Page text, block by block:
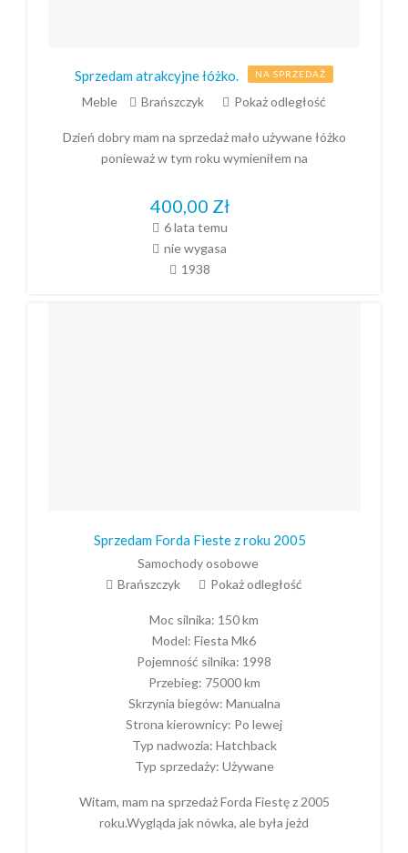
Sprzedam atrakcyjne łóżko. NA SPRZEDAŻ
Meble Brańszczyk Pokaż odległość
Dzień dobry mam na sprzedaż mało używane łóżko
ponieważ w tym roku wymieniłem na
400,00 Zł
6 lata temu
nie wygasa
1938
Sprzedam Forda Fieste z roku 2005
Samochody osobowe
Brańszczyk
Pokaż odległość
Moc silnika: 150 km
Model: Fiesta Mk6
Pojemność silnika: 1998
Przebieg: 75000 km
Skrzynia biegów: Manualna
Strona kierownicy: Po lewej
Typ nadwozia: Hatchback
Typ sprzedaży: Używane
Witam, mam na sprzedaż Forda Fiestę z 2005
roku.Wygląda jak nówka, ale była jeżd